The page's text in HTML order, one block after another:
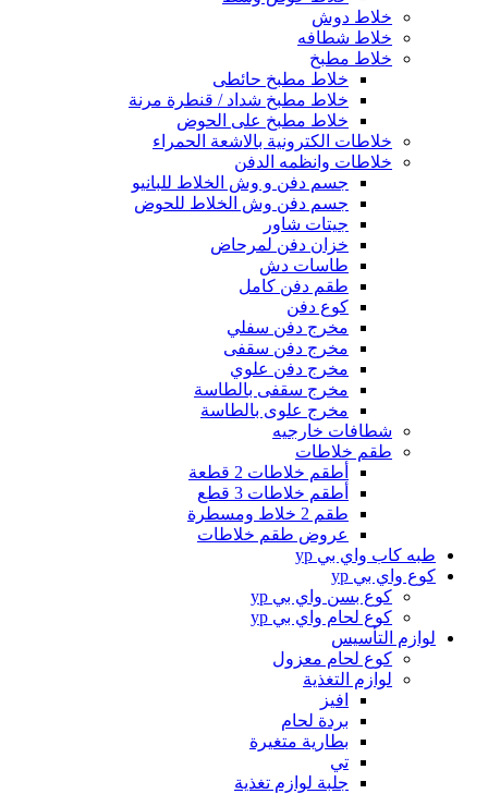
خلاط دوش
خلاط شطافه
خلاط مطبخ
خلاط مطبخ حائطى
خلاط مطبخ شداد / قنطرة مرنة
خلاط مطبخ على الحوض
خلاطات الكترونية بالاشعة الحمراء
خلاطات وانظمه الدفن
جسم دفن و وش الخلاط للبانيو
جسم دفن وش الخلاط للحوض
جيتات شاور
خزان دفن لمرحاض
طاسات دش
طقم دفن كامل
كوع دفن
مخرج دفن سفلي
مخرج دفن سقفى
مخرج دفن علوي
مخرج سقفى بالطاسة
مخرج علوى بالطاسة
شطافات خارجيه
طقم خلاطات
أطقم خلاطات 2 قطعة
أطقم خلاطات 3 قطع
طقم 2 خلاط ومسطرة
عروض طقم خلاطات
طبه كاب واي بي yp
كوع واي بي yp
كوع بسن واي بي yp
كوع لحام واي بي yp
لوازم التأسيس
كوع لحام معزول
لوازم التغذية
افيز
بردة لحام
بطارية متغيرة
تي
جلبة لوازم تغذية